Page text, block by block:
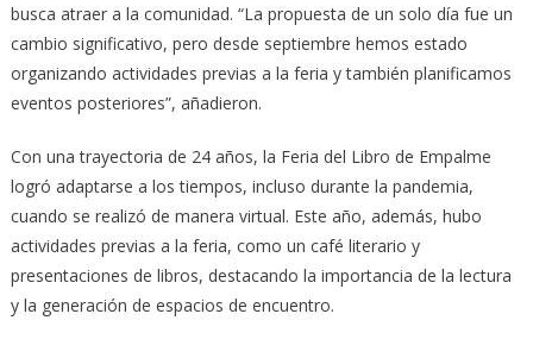
busca atraer a la comunidad. “La propuesta de un solo día fue un
cambio significativo, pero desde septiembre hemos estado
organizando actividades previas a la feria y también planificamos
eventos posteriores”, añadieron.
Con una trayectoria de 24 años, la Feria del Libro de Empalme
logró adaptarse a los tiempos, incluso durante la pandemia,
cuando se realizó de manera virtual. Este año, además, hubo
actividades previas a la feria, como un café literario y
presentaciones de libros, destacando la importancia de la lectura
y la generación de espacios de encuentro.